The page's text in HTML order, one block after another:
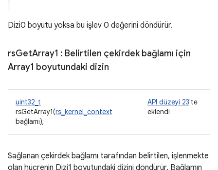
Dizi0 boyutu yoksa bu işlev 0 değerini döndürür.
rsGetArray1 : Belirtilen çekirdek bağlamı için
Array1 boyutundaki dizin
uint32_t
rsGetArray1(rs_kernel_context
bağlamı);
API düzeyi 23'te
eklendi
Sağlanan çekirdek bağlamı tarafından belirtilen, işlenmekte
olan hücrenin Dizi1 boyutundaki dizini döndürür. Bağlamın